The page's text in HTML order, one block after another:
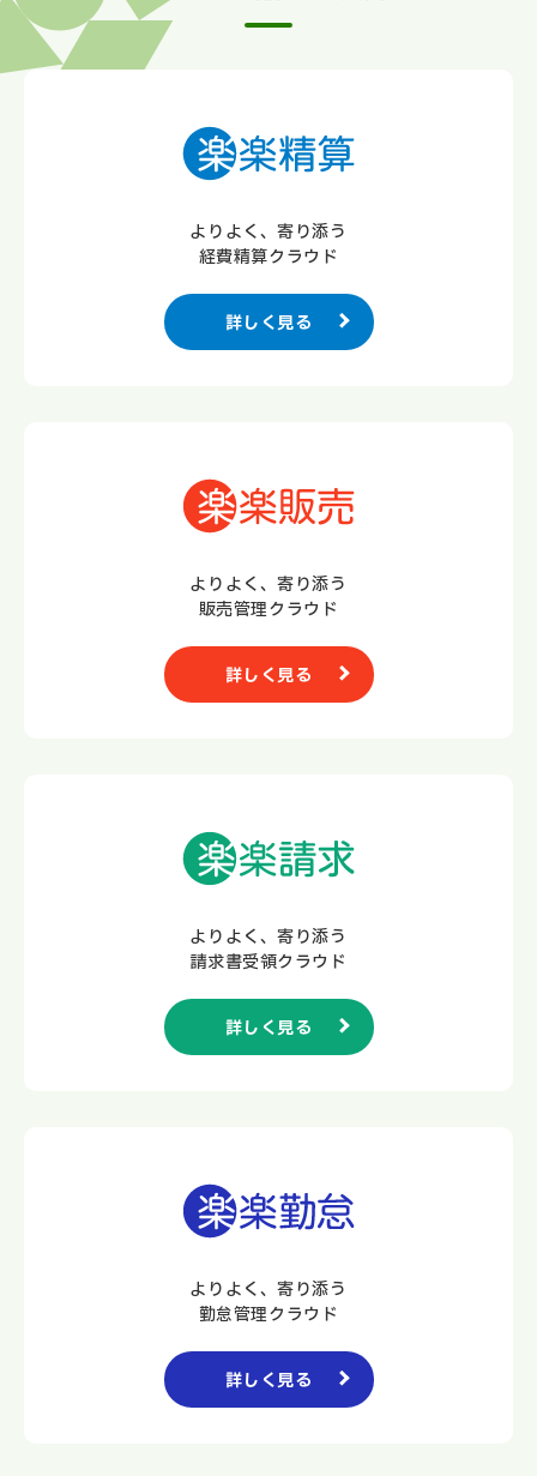
よりよく、寄り添う
経費精算クラウド
詳しく見る
よりよく、寄り添う
販売管理クラウド
詳しく見る
よりよく、寄り添う
請求書受領クラウド
詳しく見る
よりよく、寄り添う
勤怠管理クラウド
詳しく見る